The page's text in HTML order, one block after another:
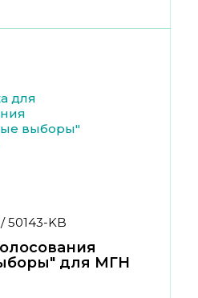
50143-KB
для МГН